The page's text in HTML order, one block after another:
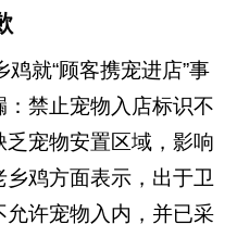
就“顾客携宠进店”事
禁止宠物入店标识不
宠物安置区域，影响
鸡方面表示，出于卫
许宠物入内，并已采